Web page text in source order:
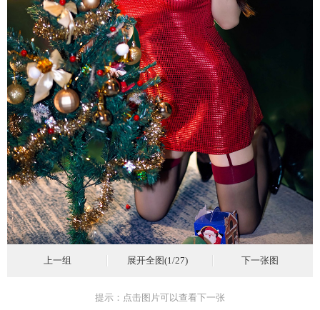
上一组 展开全图(1/27) 下一张图
提示：点击图片可以查看下一张